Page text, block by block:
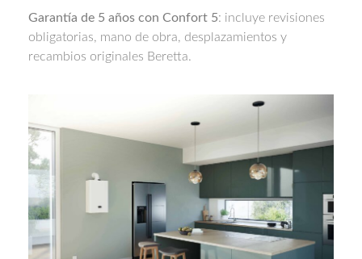
Garantía de 5 años con Confort 5: incluye revisiones
obligatorias, mano de obra, desplazamientos y
recambios originales Beretta.